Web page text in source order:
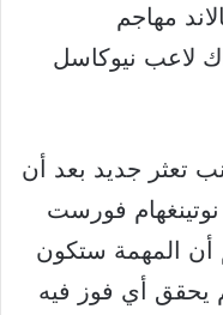
مهاجم
لاعب نيوكاسل
تعثر جديد بعد أن
فورست
أن المهمة ستكون
يحقق أي فوز فيه